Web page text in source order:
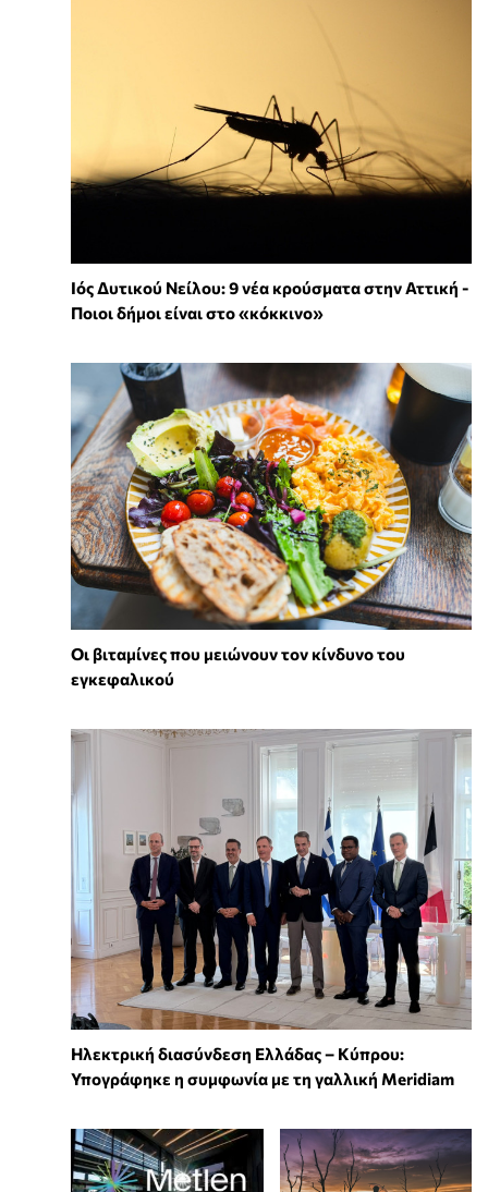
Ιός Δυτικού Νείλου: 9 νέα κρούσματα στην Αττική -
Ποιοι δήμοι είναι στο «κόκκινο»
Οι βιταμίνες που μειώνουν τον κίνδυνο του
εγκεφαλικού
Ηλεκτρική διασύνδεση Ελλάδας – Κύπρου:
Υπογράφηκε η συμφωνία με τη γαλλική Meridiam